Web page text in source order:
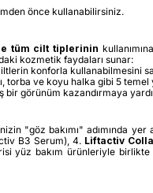
önce kullanabilirsiniz.
tüm cilt tiplerinin
kozmetik faydaları sunar:
konforla kullanabilmesini
torba ve koyu halka gibi 5
bir görünüm kazandırmaya
"göz bakımı" adımında yer
B3 Serum), 4. Liftactiv
yüz bakım ürünleriyle